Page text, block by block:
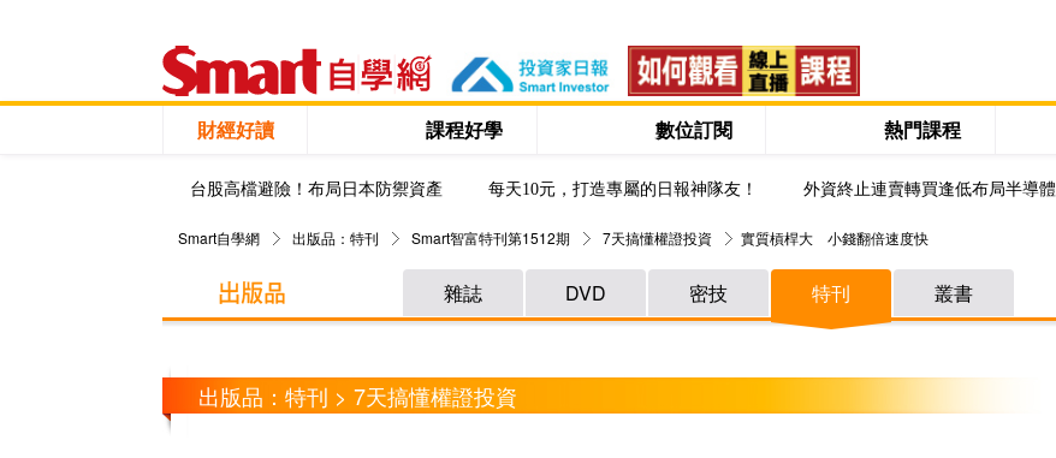
財經好讀 課程好學 數位訂閱 熱門課程
台股高檔避險！布局日本防禦資產 每天10元，打造專屬的日報神隊友！ 外資終止連賣轉買逢低布局半導體
Smart自學網 出版品：特刊 Smart智富特刊第1512期 7天搞懂權證投資 實質槓桿大 小錢翻倍速度快
雜誌 DVD 密技 特刊 叢書
出版品：特刊 > 7天搞懂權證投資